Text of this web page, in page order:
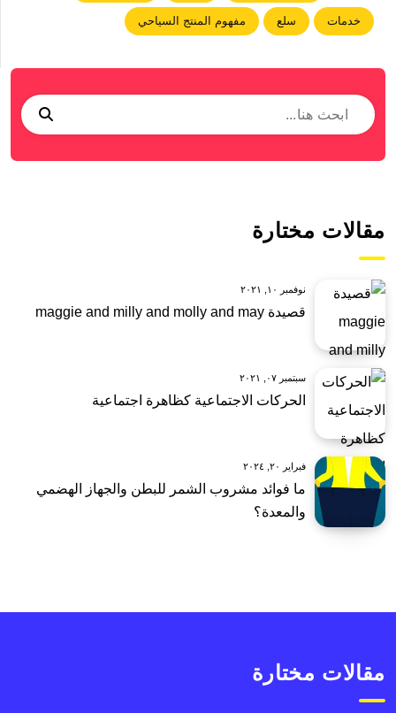
خدمات سلع مفهوم المنتج السياحي
مقالات مختارة
نوفمبر ١٠, ٢٠٢١
قصيدة maggie and milly and molly and may
سبتمبر ٠٧, ٢٠٢١
الحركات الاجتماعية كظاهرة اجتماعية
فبراير ٢٠, ٢٠٢٤
ما فوائد مشروب الشمر للبطن والجهاز الهضمي
والمعدة؟
مقالات مختارة